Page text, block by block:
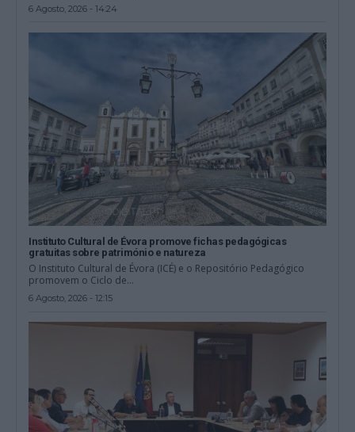
6 Agosto, 2026 - 14:24
Instituto Cultural de Évora promove fichas pedagógicas
gratuitas sobre património e natureza
O Instituto Cultural de Évora (ICÉ) e o Repositório Pedagógico
promovem o Ciclo de...
6 Agosto, 2026 - 12:15